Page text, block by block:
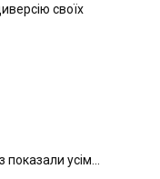
своїх
усім...